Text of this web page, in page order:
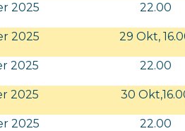
2025
22.00
2025
29 Okt,
2025
22.00
2025
30
2025
22.00